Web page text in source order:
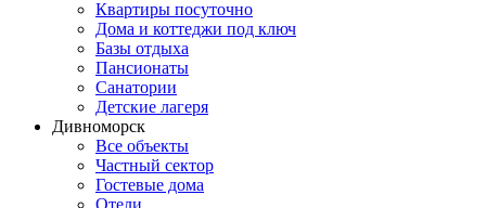
Квартиры посуточно
Дома и коттеджи под ключ
Базы отдыха
Пансионаты
Санатории
Детские лагеря
Дивноморск
Все объекты
Частный сектор
Гостевые дома
Отели